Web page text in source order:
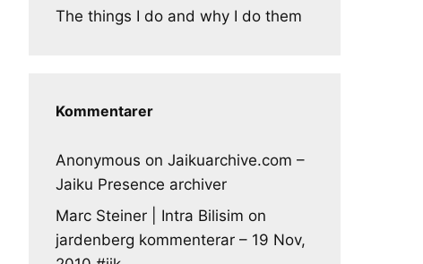
The things I do and why I do them
Kommentarer
Anonymous on Jaikuarchive.com –
Jaiku Presence archiver
Marc Steiner | Intra Bilisim on
jardenberg kommenterar – 19 Nov,